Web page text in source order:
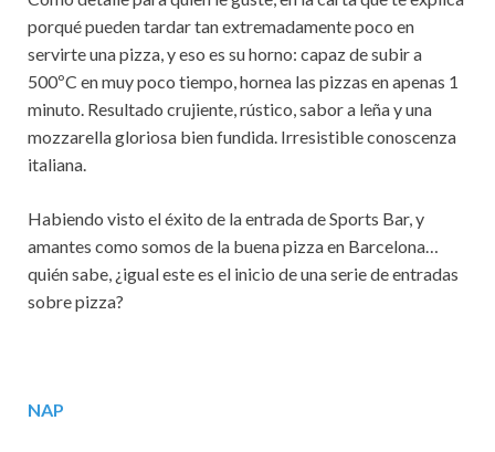
porqué pueden tardar tan extremadamente poco en
servirte una pizza, y eso es su horno: capaz de subir a
500ºC en muy poco tiempo, hornea las pizzas en apenas 1
minuto. Resultado crujiente, rústico, sabor a leña y una
mozzarella gloriosa bien fundida. Irresistible conoscenza
italiana.
Habiendo visto el éxito de la entrada de Sports Bar, y
amantes como somos de la buena pizza en Barcelona…
quién sabe, ¿igual este es el inicio de una serie de entradas
sobre pizza?
NAP